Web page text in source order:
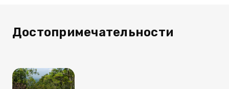
Достопримечательности